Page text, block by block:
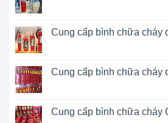
Cung cấp bình chữa cháy
Cung cấp bình chữa cháy
Cung cấp bình chữa cháy